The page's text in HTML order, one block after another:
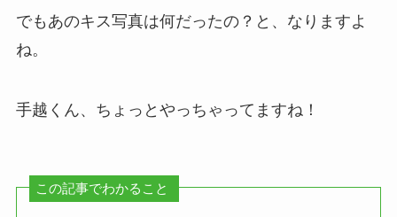
でもあのキス写真は何だったの？と、なりますよ
ね。
手越くん、ちょっとやっちゃってますね！
この記事でわかること